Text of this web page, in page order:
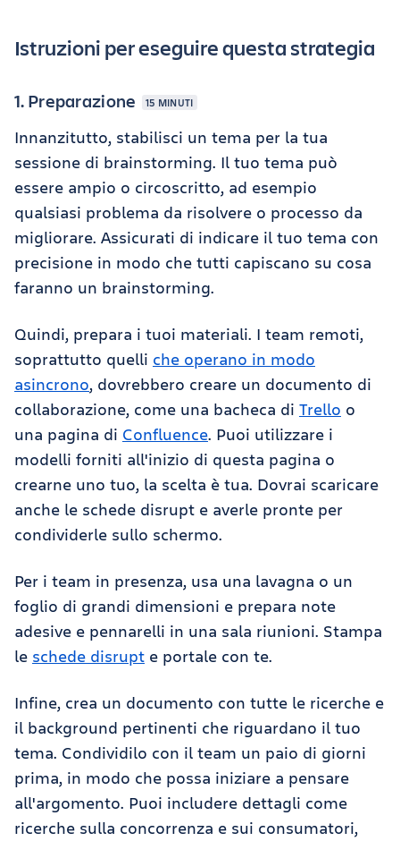
Istruzioni per eseguire questa strategia
1. Preparazione 15 MINUTI
Innanzitutto, stabilisci un tema per la tua
sessione di brainstorming. Il tuo tema può
essere ampio o circoscritto, ad esempio
qualsiasi problema da risolvere o processo da
migliorare. Assicurati di indicare il tuo tema con
precisione in modo che tutti capiscano su cosa
faranno un brainstorming.
Quindi, prepara i tuoi materiali. I team remoti,
soprattutto quelli che operano in modo
asincrono, dovrebbero creare un documento di
collaborazione, come una bacheca di Trello o
una pagina di Confluence. Puoi utilizzare i
modelli forniti all'inizio di questa pagina o
crearne uno tuo, la scelta è tua. Dovrai scaricare
anche le schede disrupt e averle pronte per
condividerle sullo schermo.
Per i team in presenza, usa una lavagna o un
foglio di grandi dimensioni e prepara note
adesive e pennarelli in una sala riunioni. Stampa
le schede disrupt e portale con te.
Infine, crea un documento con tutte le ricerche e
il background pertinenti che riguardano il tuo
tema. Condividilo con il team un paio di giorni
prima, in modo che possa iniziare a pensare
all'argomento. Puoi includere dettagli come
ricerche sulla concorrenza e sui consumatori,